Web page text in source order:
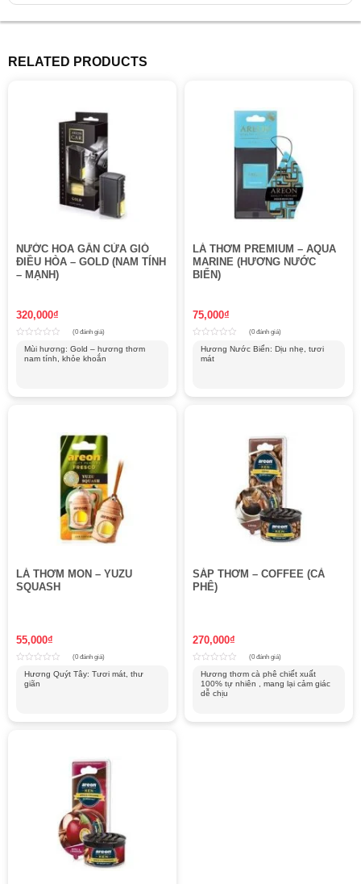
RELATED PRODUCTS
NƯỚC HOA GẮN CỬA GIÓ
ĐIỀU HÒA – GOLD (NAM TÍNH
– MẠNH)
320,000₫
Rated
out
(0 đánh giá)
Mùi hương: Gold – hương thơm
nam tính, khỏe khoắn
LÁ THƠM PREMIUM – AQUA
MARINE (HƯƠNG NƯỚC
BIỂN)
75,000₫
out
(0 đánh giá)
Hương Nước Biển: Dịu nhẹ, tươi
mát
LÁ THƠM MON – YUZU
SQUASH
55,000₫
out
(0 đánh giá)
Hương Quýt Tây: Tươi mát, thư
giãn
SÁP THƠM – COFFEE (CÀ
PHÊ)
270,000₫
out
(0 đánh giá)
Hương thơm cà phê chiết xuất
100% tự nhiên , mang lại cảm giác
dễ chịu